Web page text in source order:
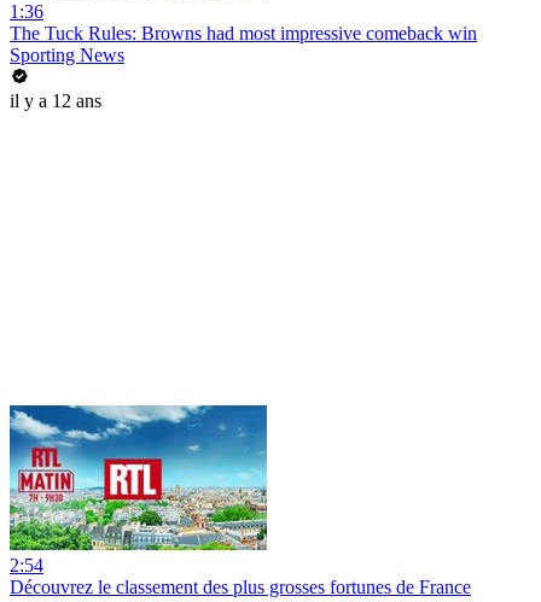
1:36
The Tuck Rules: Browns had most impressive comeback win
Sporting News
il y a 12 ans
2:54
Découvrez le classement des plus grosses fortunes de France